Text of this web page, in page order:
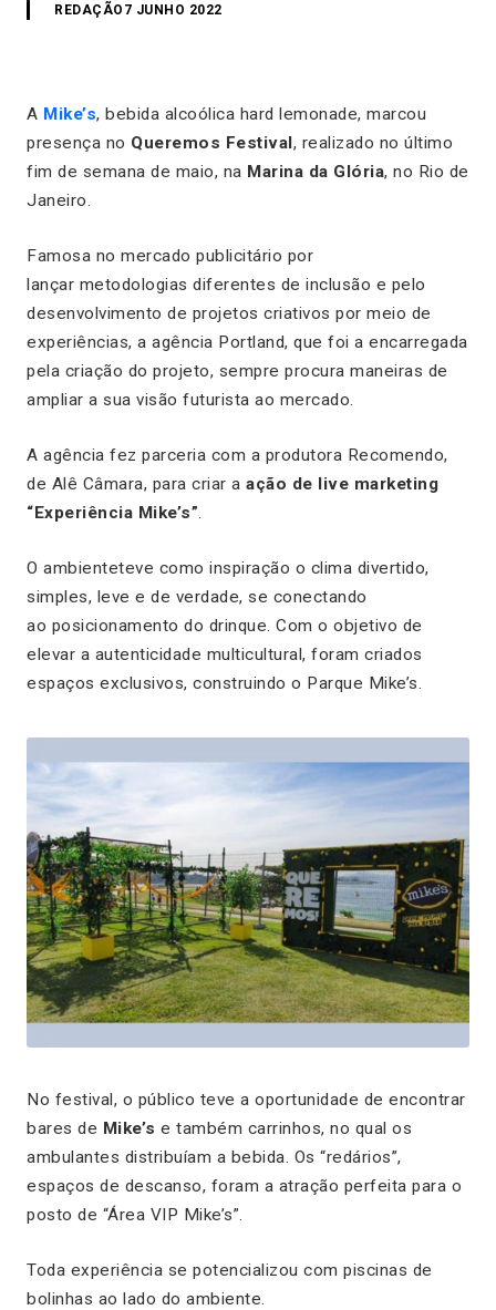
REDAÇÃO 7 JUNHO 2022
A Mike’s, bebida alcoólica hard lemonade, marcou
presença no Queremos Festival, realizado no último
fim de semana de maio, na Marina da Glória, no Rio de
Janeiro.
Famosa no mercado publicitário por
lançar metodologias diferentes de inclusão e pelo
desenvolvimento de projetos criativos por meio de
experiências, a agência Portland, que foi a encarregada
pela criação do projeto, sempre procura maneiras de
ampliar a sua visão futurista ao mercado.
A agência fez parceria com a produtora Recomendo,
de Alê Câmara, para criar a ação de live marketing
“Experiência Mike’s”.
O ambienteteve como inspiração o clima divertido,
simples, leve e de verdade, se conectando
ao posicionamento do drinque. Com o objetivo de
elevar a autenticidade multicultural, foram criados
espaços exclusivos, construindo o Parque Mike’s.
No festival, o público teve a oportunidade de encontrar
bares de Mike’s e também carrinhos, no qual os
ambulantes distribuíam a bebida. Os “redários”,
espaços de descanso, foram a atração perfeita para o
posto de “Área VIP Mike’s”.
Toda experiência se potencializou com piscinas de
bolinhas ao lado do ambiente.